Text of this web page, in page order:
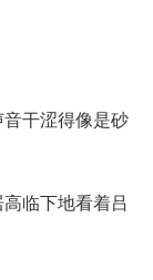
干涩得像是砂
临下地看着吕